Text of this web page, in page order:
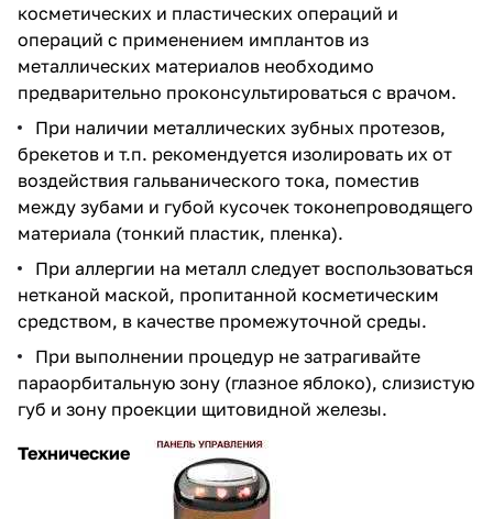
косметических и пластических операций и
операций с применением имплантов из
металлических материалов необходимо
предварительно проконсультироваться с врачом.
При наличии металлических зубных протезов,
брекетов и т.п. рекомендуется изолировать их от
воздействия гальванического тока, поместив
между зубами и губой кусочек токонепроводящего
материала (тонкий пластик, пленка).
При аллергии на металл следует воспользоваться
нетканой маской, пропитанной косметическим
средством, в качестве промежуточной среды.
При выполнении процедур не затрагивайте
параорбитальную зону (глазное яблоко), слизистую
губ и зону проекции щитовидной железы.
Технические